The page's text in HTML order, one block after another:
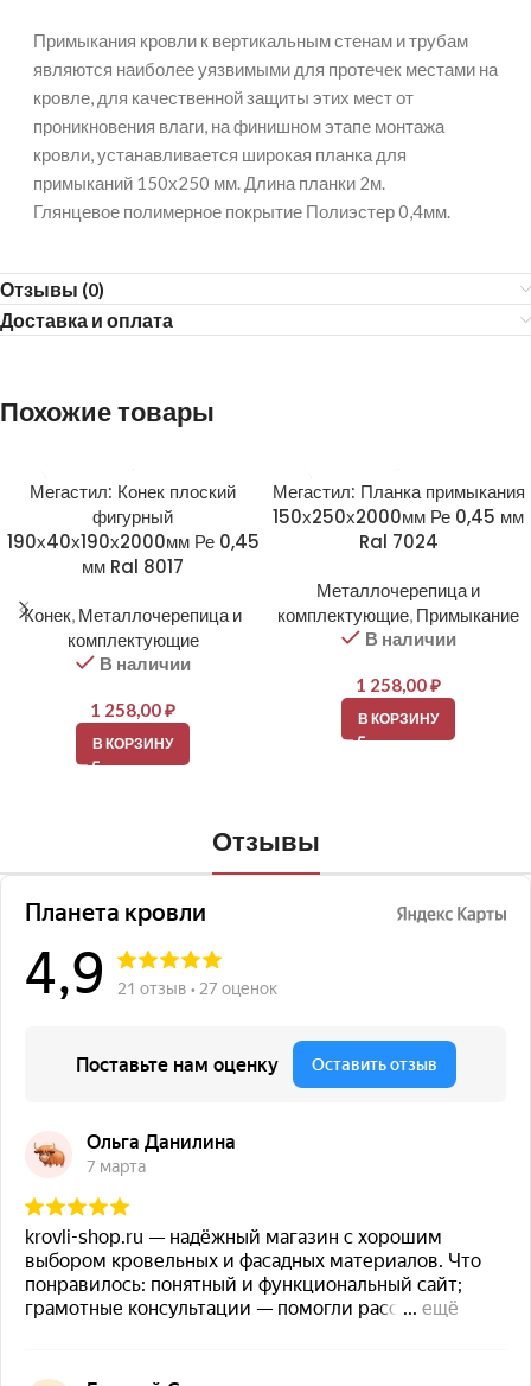
Примыкания кровли к вертикальным стенам и трубам
являются наиболее уязвимыми для протечек местами на
кровле, для качественной защиты этих мест от
проникновения влаги, на финишном этапе монтажа
кровли, устанавливается широкая планка для
примыканий 150х250 мм. Длина планки 2м.
Глянцевое полимерное покрытие Полиэстер 0,4мм.
Отзывы (0)
Доставка и оплата
Похожие товары
Мегастил: Конек плоский
фигурный
190х40х190х2000мм Ре 0,45
мм Ral 8017
Конек, Металлочерепица и
комплектующие
В наличии
1 258,00₽
В КОРЗИНУ
Мегастил: Планка примыкания
150х250х2000мм Ре 0,45 мм
Ral 7024
Металлочерепица и
комплектующие, Примыкание
В наличии
1 258,00₽
В КОРЗИНУ
Отзывы